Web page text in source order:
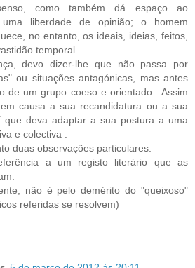
como também dá espaço ao
liberdade de opinião; o homem
no entanto, os ideais, ideias, feitos,
temporal.
devo dizer-lhe que não passa por
ou situações antagónicas, mas antes
de um grupo coeso e orientado . Assim
causa a sua recandidatura ou a sua
que deva adaptar a sua postura a uma
e colectiva .
duas observações particulares:
a um registo literário que as
não é pelo demérito do "queixoso"
referidas se resolvem)